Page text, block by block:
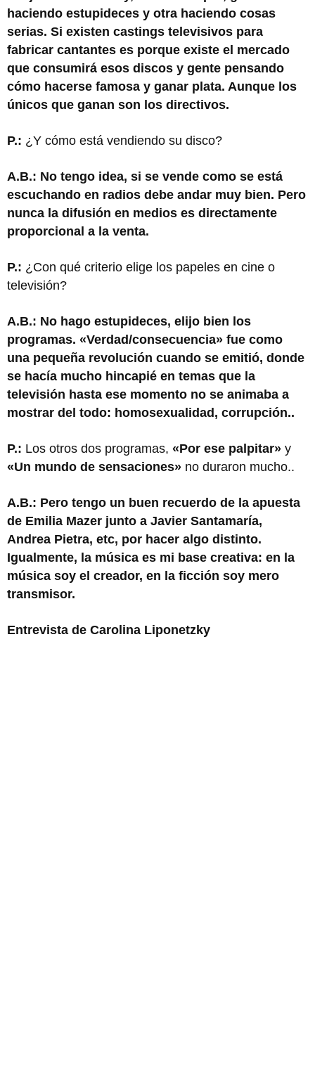
haciendo estupideces y otra haciendo cosas
serias. Si existen castings televisivos para
fabricar cantantes es porque existe el mercado
que consumirá esos discos y gente pensando
cómo hacerse famosa y ganar plata. Aunque los
únicos que ganan son los directivos.
P.: ¿Y cómo está vendiendo su disco?
A.B.: No tengo idea, si se vende como se está
escuchando en radios debe andar muy bien. Pero
nunca la difusión en medios es directamente
proporcional a la venta.
P.: ¿Con qué criterio elige los papeles en cine o
televisión?
A.B.: No hago estupideces, elijo bien los
programas. «Verdad/consecuencia» fue como
una pequeña revolución cuando se emitió, donde
se hacía mucho hincapié en temas que la
televisión hasta ese momento no se animaba a
mostrar del todo: homosexualidad, corrupción..
P.: Los otros dos programas, «Por ese palpitar» y
«Un mundo de sensaciones» no duraron mucho..
A.B.: Pero tengo un buen recuerdo de la apuesta
de Emilia Mazer junto a Javier Santamaría,
Andrea Pietra, etc, por hacer algo distinto.
Igualmente, la música es mi base creativa: en la
música soy el creador, en la ficción soy mero
transmisor.
Entrevista de Carolina Liponetzky